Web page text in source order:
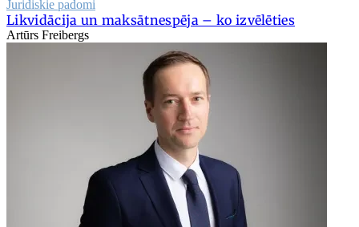
Juridiskie padomi
Likvidācija un maksātnespēja – ko izvēlēties
Artūrs Freibergs